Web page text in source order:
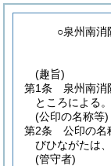
○泉州南消
(趣旨)
第1条
泉州南消
ところによる。
(公印の名称等)
第2条
公印の名
びひながたは、
(管守者)